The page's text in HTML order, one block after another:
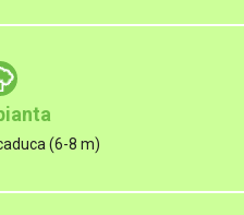
(6-8 m)